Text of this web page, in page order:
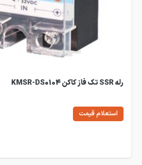
رله SSR تک فاز کاکن KMSR-DS0104
استعلام قیمت